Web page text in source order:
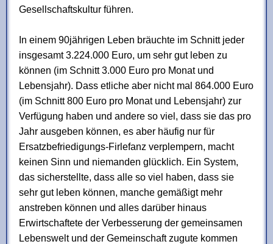
Gesellschaftskultur führen.
In einem 90jährigen Leben bräuchte im Schnitt jeder
insgesamt 3.224.000 Euro, um sehr gut leben zu
können (im Schnitt 3.000 Euro pro Monat und
Lebensjahr). Dass etliche aber nicht mal 864.000 Euro
(im Schnitt 800 Euro pro Monat und Lebensjahr) zur
Verfügung haben und andere so viel, dass sie das pro
Jahr ausgeben können, es aber häufig nur für
Ersatzbefriedigungs-Firlefanz verplempern, macht
keinen Sinn und niemanden glücklich. Ein System,
das sicherstellte, dass alle so viel haben, dass sie
sehr gut leben können, manche gemäßigt mehr
anstreben können und alles darüber hinaus
Erwirtschaftete der Verbesserung der gemeinsamen
Lebenswelt und der Gemeinschaft zugute kommen